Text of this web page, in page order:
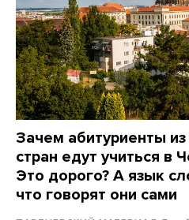
Зачем абитуриенты из
стран едут учиться в
Это дорого? А язык
что говорят они сами